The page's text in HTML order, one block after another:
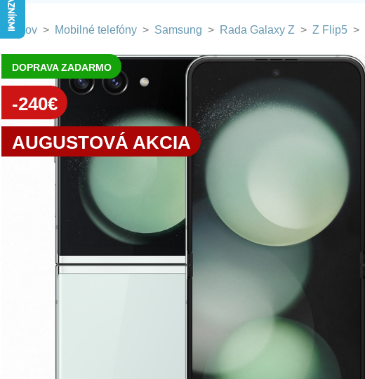
Domov > Mobilné telefóny > Samsung > Rada Galaxy Z > Z Flip5 >
DOPRAVA ZADARMO
-240€
AUGUSTOVÁ AKCIA